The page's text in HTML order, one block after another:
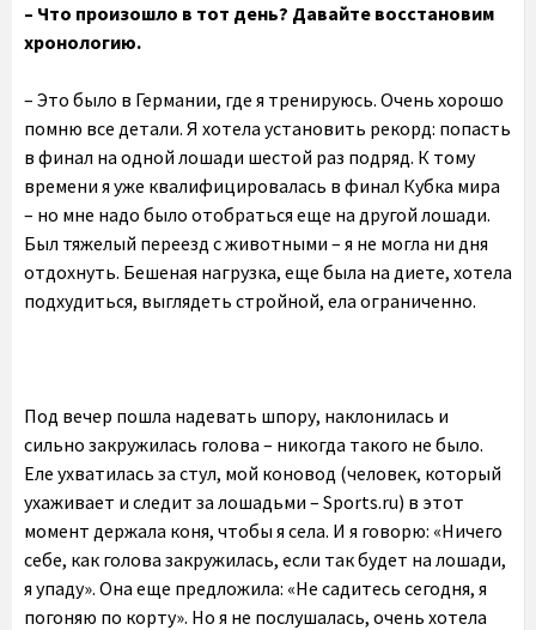
– Что произошло в тот день? Давайте восстановим
хронологию.
– Это было в Германии, где я тренируюсь. Очень хорошо
помню все детали. Я хотела установить рекорд: попасть
в финал на одной лошади шестой раз подряд. К тому
времени я уже квалифицировалась в финал Кубка мира
– но мне надо было отобраться еще на другой лошади.
Был тяжелый переезд с животными – я не могла ни дня
отдохнуть. Бешеная нагрузка, еще была на диете, хотела
подхудиться, выглядеть стройной, ела ограниченно.
Под вечер пошла надевать шпору, наклонилась и
сильно закружилась голова – никогда такого не было.
Еле ухватилась за стул, мой коновод (человек, который
ухаживает и следит за лошадьми – Sports.ru) в этот
момент держала коня, чтобы я села. И я говорю: «Ничего
себе, как голова закружилась, если так будет на лошади,
я упаду». Она еще предложила: «Не садитесь сегодня, я
погоняю по корту». Но я не послушалась, очень хотела